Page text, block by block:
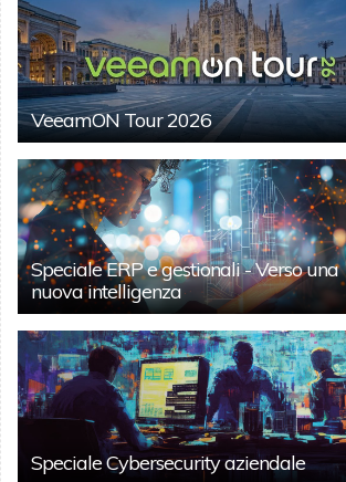
VeeamON Tour 2026
Speciale ERP e gestionali - Verso una
nuova intelligenza
Speciale Cybersecurity aziendale